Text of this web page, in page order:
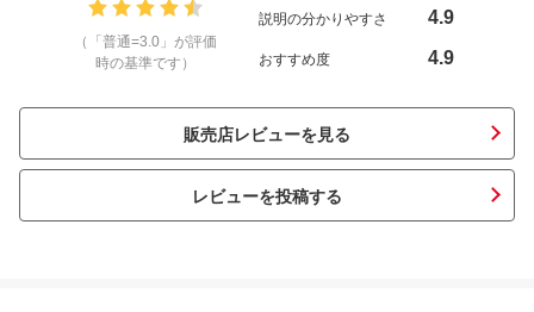
（「普通=3.0」が評価
時の基準です）
説明の分かりやすさ 4.9
おすすめ度 4.9
販売店レビューを見る
レビューを投稿する